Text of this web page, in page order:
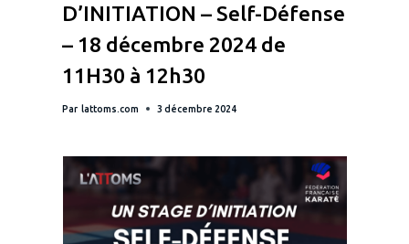
D’INITIATION – Self-Défense
– 18 décembre 2024 de
11H30 à 12h30
Par lattoms.com 3 décembre 2024